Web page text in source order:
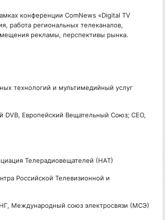
конференции ComNews «Digital TV
работа региональных телеканалов,
рекламы, перспективы рынка.
технологий и мультимедийный услуг
Европейский Вещательный Союз; CEO,
Телерадиовещателей (НАТ)
Российской Телевизионной и
Международный союз электросвязи (МСЭ)